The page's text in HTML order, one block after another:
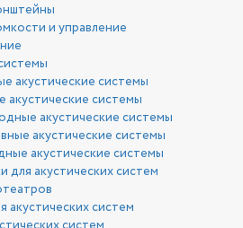
и управление
акустические системы
акустические системы
акустические системы
акустические системы
акустические системы
для акустических систем
акустических систем